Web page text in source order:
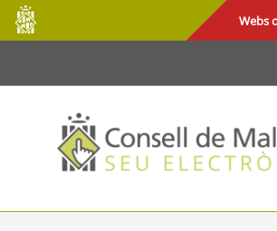
Saltar al contenido principal
Consell
de
Mallorca
Webs